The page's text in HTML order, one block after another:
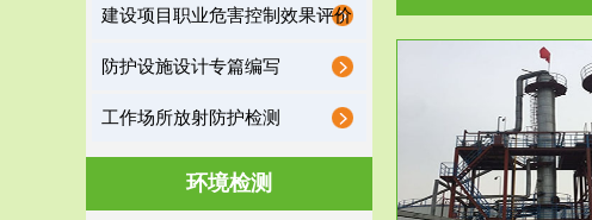
建设项目职业危害控制效果评价
防护设施设计专篇编写
工作场所放射防护检测
环境检测
服务范围
危险废物处理
危险废物解释：根据《中华人民共和国固体废物
服
市政
蔚蓝生态环境科技所